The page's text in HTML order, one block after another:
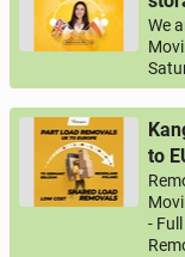
We
to
-